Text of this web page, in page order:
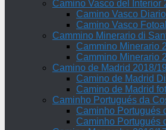
Camino Vasco del Interior
Camino Vasco Diario
Camino Vasco
Cammino Minerario di
Cammino Minerario
Cammino Minerario
Camino de Madrid 2018/19
Camino de Madrid
Camino de Madrid
Caminho Portugués da
Caminho Portugués
Caminho Portugués